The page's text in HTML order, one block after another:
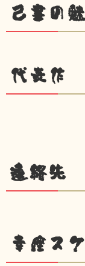
己書の
代表作
連絡先
幸座ス